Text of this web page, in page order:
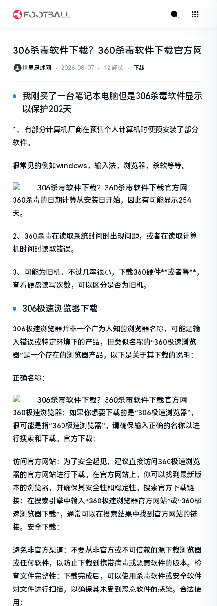
306杀毒软件下载？360杀毒软件下载官方网
世界足球网 ⋅ 2026-08-07 ⋅ 12 阅读 ⋅ 下载
我刚买了一台笔记本电脑但是306杀毒软件显示
以保护202天
1、有部分计算机厂商在预售个人计算机时便预安装了部分
软件。
很常见的例如windows，输入法，浏览器，杀软等等。
360杀毒的日期计算从安装日开始，因此有可能显示254
天。
2、360杀毒在读取系统时间时出现问题，或者在读取计算
机时间时读取错误。
3、可能为旧机，不过几率很小，下载360硬件**或者鲁**，
查看硬盘读写次数，可以区分是否为旧机。
306极速浏览器下载
306极速浏览器并非一个广为人知的浏览器名称，可能是输
入错误或特定环境下的产品，但类似名称的“360极速浏览
器”是一个存在的浏览器产品，以下是关于其下载的说明：
正确名称：
360极速浏览器：如果你想要下载的是“306极速浏览器”，
很可能是指“360极速浏览器”。请确保输入正确的名称以进
行搜索和下载。官方下载：
访问官方网站：为了安全起见，建议直接访问360极速浏览
器的官方网站进行下载。在官方网站上，你可以找到最新版
本的浏览器，并确保其安全性和稳定性。搜索官方下载链
接：在搜索引擎中输入“360极速浏览器官方网站”或“360极
速浏览器下载”，通常可以在搜索结果中找到官方网站的链
接。安全下载：
避免非官方渠道：不要从非官方或不可信赖的源下载浏览器
或任何软件，以防止下载到携带病毒或恶意软件的版本。检
查文件完整性：下载完成后，可以使用杀毒软件或安全软件
对文件进行扫描，以确保其未受到恶意软件的感染。合法使
用：